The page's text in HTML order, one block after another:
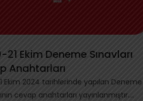
21 Ekim Deneme Sınavları
Anahtarları
Ekim 2024 tarihlerinde yapılan Deneme
cevap anahtarları yayınlanmıştır.